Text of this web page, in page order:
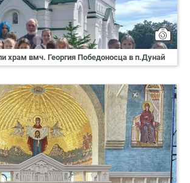
храм вмч. Георгия Победоносца в п.Дунай